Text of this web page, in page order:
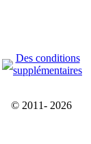
Des conditions
supplémentaires
© 2011- 2026